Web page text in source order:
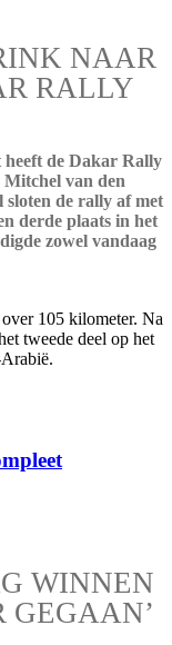
NAAR
RALLY
de Dakar Rally
Mitchel van den
de rally af met
derde plaats in het
zowel vandaag
105 kilometer. Na
tweede deel op het
WINNEN
GEGAAN’